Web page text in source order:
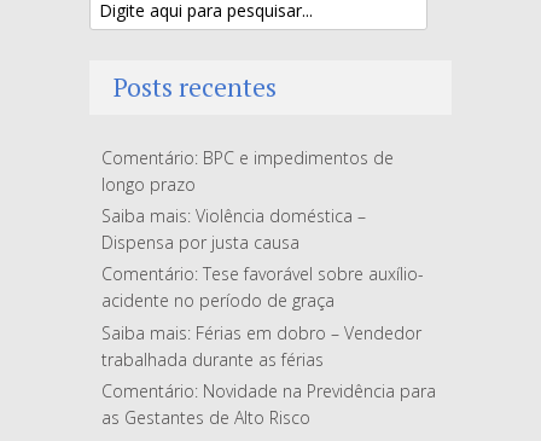
Posts recentes
Comentário: BPC e impedimentos de
longo prazo
Saiba mais: Violência doméstica –
Dispensa por justa causa
Comentário: Tese favorável sobre auxílio-
acidente no período de graça
Saiba mais: Férias em dobro – Vendedor
trabalhada durante as férias
Comentário: Novidade na Previdência para
as Gestantes de Alto Risco